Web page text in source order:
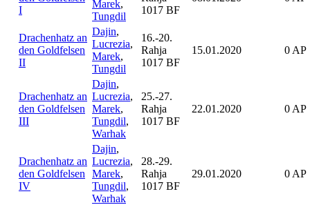
I
Marek,
Tungdil
1017 BF
Drachenhatz an
den Goldfelsen
II
Dajin,
Lucrezia,
Marek,
Tungdil
16.-20.
Rahja
1017 BF
15.01.2020 0 AP
Drachenhatz an
den Goldfelsen
III
Dajin,
Lucrezia,
Marek,
Tungdil,
Warhak
25.-27.
Rahja
1017 BF
22.01.2020 0 AP
Drachenhatz an
den Goldfelsen
IV
Dajin,
Lucrezia,
Marek,
Tungdil,
Warhak
28.-29.
Rahja
1017 BF
29.01.2020 0 AP